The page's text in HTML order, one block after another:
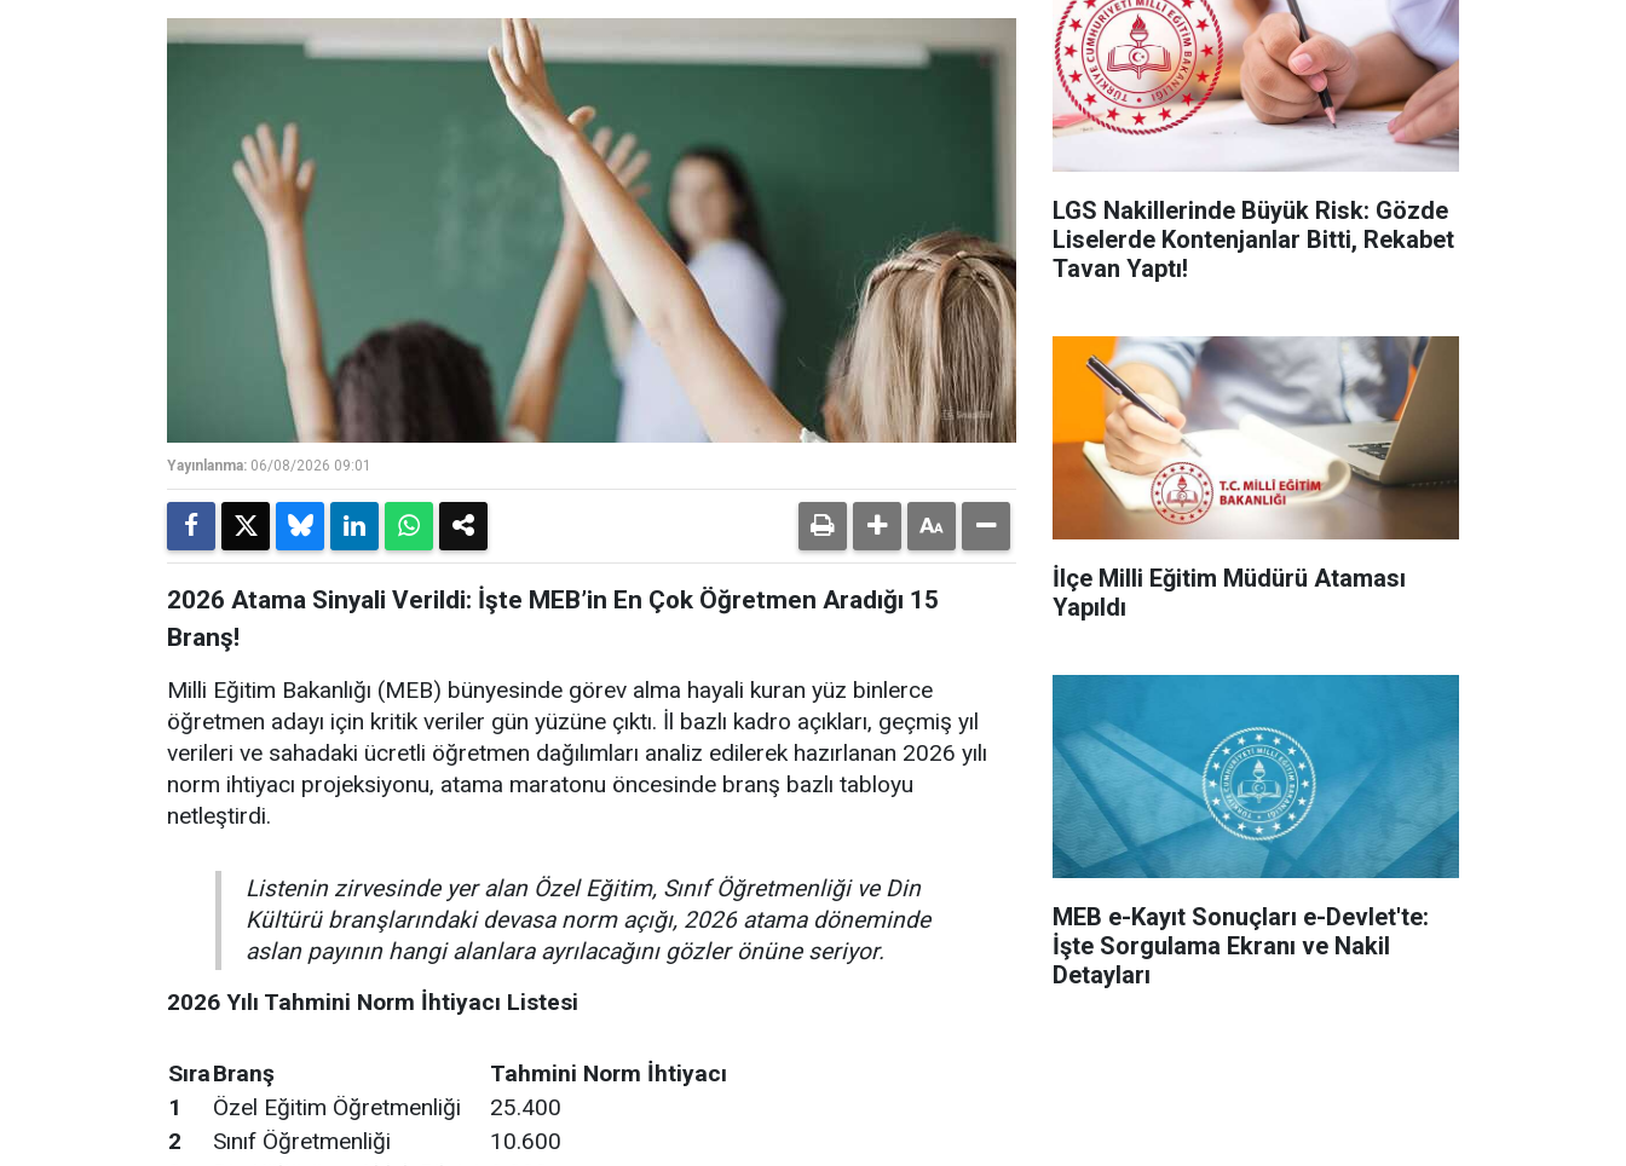
Yayınlanma: 06/08/2026 09:01
2026 Atama Sinyali Verildi: İşte MEB’in En Çok Öğretmen Aradığı 15
Branş!
Milli Eğitim Bakanlığı (MEB) bünyesinde görev alma hayali kuran yüz binlerce
öğretmen adayı için kritik veriler gün yüzüne çıktı. İl bazlı kadro açıkları, geçmiş yıl
verileri ve sahadaki ücretli öğretmen dağılımları analiz edilerek hazırlanan 2026 yılı
norm ihtiyacı projeksiyonu, atama maratonu öncesinde branş bazlı tabloyu
netleştirdi.
Listenin zirvesinde yer alan Özel Eğitim, Sınıf Öğretmenliği ve Din
Kültürü branşlarındaki devasa norm açığı, 2026 atama döneminde
aslan payının hangi alanlara ayrılacağını gözler önüne seriyor.
2026 Yılı Tahmini Norm İhtiyacı Listesi
SıraBranş
Tahmini Norm İhtiyacı
1
Özel Eğitim Öğretmenliği
25.400
2
Sınıf Öğretmenliği
10.600
LGS Nakillerinde Büyük Risk: Gözde
Liselerde Kontenjanlar Bitti, Rekabet
Tavan Yaptı!
İlçe Milli Eğitim Müdürü Ataması
Yapıldı
MEB e-Kayıt Sonuçları e-Devlet'te:
İşte Sorgulama Ekranı ve Nakil
Detayları